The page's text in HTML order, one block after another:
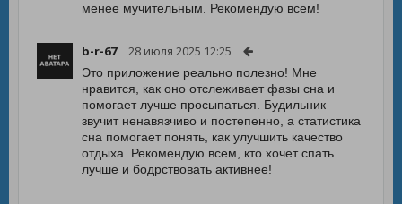
менее мучительным. Рекомендую всем!
b-r-67 28 июля 2025 12:25
Это приложение реально полезно! Мне
нравится, как оно отслеживает фазы сна и
помогает лучше просыпаться. Будильник
звучит ненавязчиво и постепенно, а статистика
сна помогает понять, как улучшить качество
отдыха. Рекомендую всем, кто хочет спать
лучше и бодрствовать активнее!